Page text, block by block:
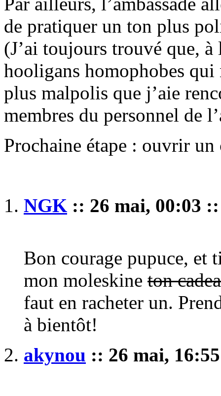
de pratiquer un ton plus
(J’ai toujours trouvé que, à
hooligans homophobes qui
plus malpolis que j’aie
membres du personnel de
Prochaine étape : ouvrir un
NGK :: 26 mai, 00:03
Bon courage pupuce, et
mon moleskine ton
faut en racheter un.
à bientôt!
akynou :: 26 mai,